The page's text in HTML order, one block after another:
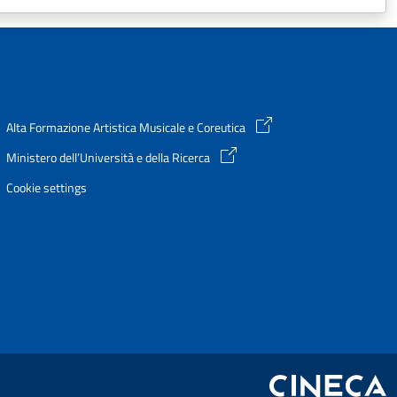
Alta Formazione Artistica Musicale e Coreutica
Ministero dell’Università e della Ricerca
Cookie settings